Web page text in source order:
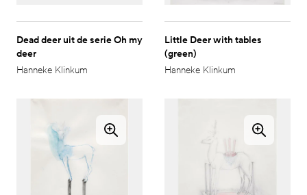
Dead deer uit de serie Oh my
deer
Hanneke Klinkum
Little Deer with tables
(green)
Hanneke Klinkum